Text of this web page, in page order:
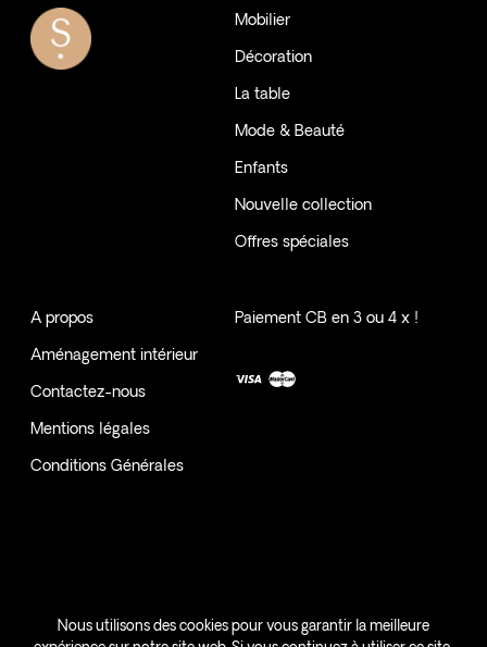
Mobilier
Décoration
La table
Mode & Beauté
Enfants
Nouvelle collection
Offres spéciales
A propos
Aménagement intérieur
Contactez-nous
Mentions légales
Conditions Générales
Paiement CB en 3 ou 4 x !
SAMANI | VOTRE INTERIEUR, VOTRE HISTOIRE - MAYOTTE -
Nous utilisons des cookies pour vous garantir la meilleure